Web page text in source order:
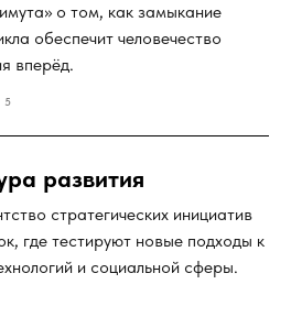
о том, как замыкание
обеспечит человечество
вперёд.
5
развития
стратегических инициатив
где тестируют новые подходы к
и социальной сферы.